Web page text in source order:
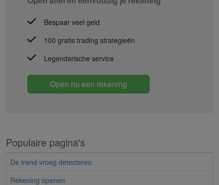
Bespaar veel geld
100 gratis trading strategieën
Legendarische service
Open nu een rekening
Populaire pagina's
De trend vroeg detecteren
Rekening openen